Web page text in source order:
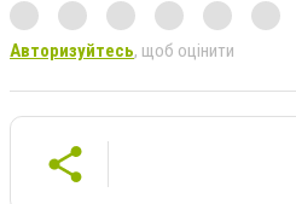
Авторизуйтесь, щоб оцінити